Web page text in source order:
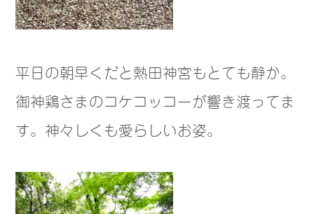
平日の朝早くだと熱田神宮もとても静か。
御神鶏さまのコケコッコーが響き渡ってま
す。神々しくも愛らしいお姿。